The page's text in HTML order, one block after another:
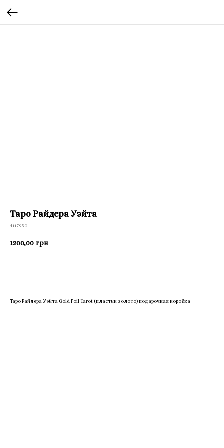
Таро Райдера Уэйта
4117950
1200,00 грн
Таро Райдера Уэйта Gold Foil Tarot (пластик золото) подарочная коробка